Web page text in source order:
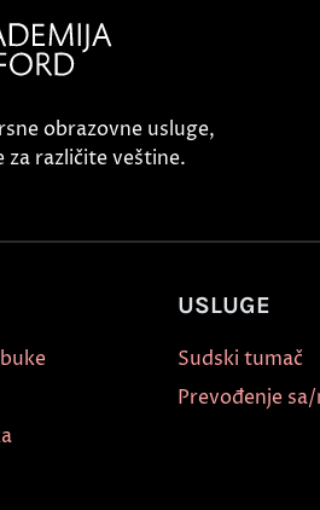
obrazovne usluge,
za različite veštine.
USLUGE
Sudski tumač
Prevođenje